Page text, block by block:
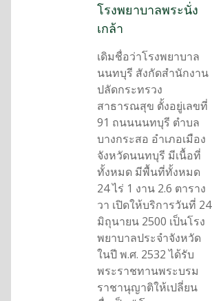
โรงพยาบาลพระนั่ง
เกล้า
เดิมชื่อว่าโรงพยาบาล
นนทบุรี สังกัดสำนักงาน
ปลัดกระทรวง
สาธารณสุข ตั้งอยู่เลขที่
91 ถนนนนทบุรี ตำบล
บางกระสอ อำเภอเมือง
จังหวัดนนทบุรี มีเนื้อที่
ทั้งหมด มีพื้นที่ทั้งหมด
24 ไร่ 1 งาน 2.6 ตาราง
วา เปิดให้บริการวันที่ 24
มิถุนายน 2500 เป็นโรง
พยาบาลประจำจังหวัด
ในปี พ.ศ. 2532 ได้รับ
พระราชทานพระบรม
ราชานุญาติให้เปลี่ยน